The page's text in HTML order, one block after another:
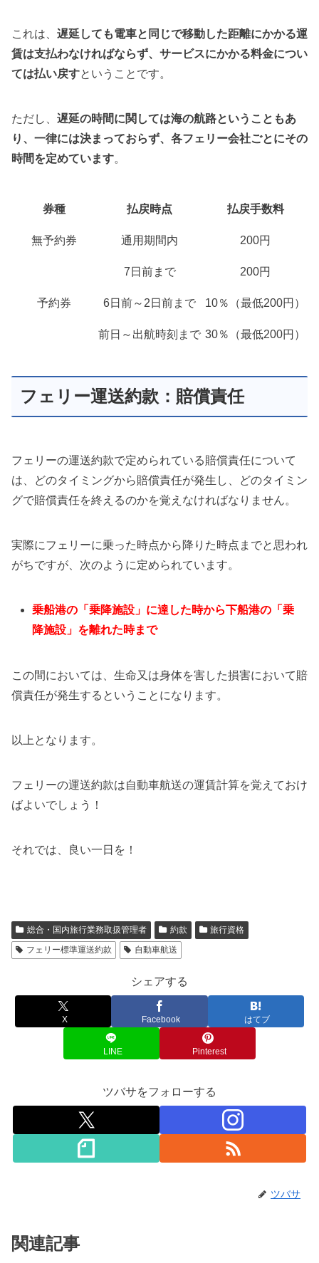
これは、 遅延しても電車と同じで移動した距離にかかる運
賃は支払わなければならず、サービスにかかる料金につい
ては払い戻すということです。
ただし、 遅延の時間に関しては海の航路ということもあ
り、一律には決まっておらず、各フェリー会社ごとにその
時間を定めています。
券種 払戻時点 払戻手数料
無予約券 通用期間内 200円
予約券
7日前まで 200円
6日前～2日前まで 10％（最低200円）
前日～出航時刻まで 30％（最低200円）
フェリー運送約款：賠償責任
フェリーの運送約款で定められている賠償責任について
は、どのタイミングから賠償責任が発生し、どのタイミン
グで賠償責任を終えるのかを覚えなければなりません。
実際にフェリーに乗った時点から降りた時点までと思われ
がちですが、次のように定められています。
乗船港の「乗降施設」に達した時から下船港の「乗
降施設」を離れた時まで
この間においては、生命又は身体を害した損害において賠
償責任が発生するということになります。
以上となります。
フェリーの運送約款は自動車航送の運賃計算を覚えておけ
ばよいでしょう！
それでは、良い一日を！
総合・国内旅行業務取扱管理者 約款
旅行資格
フェリー標準運送約款
自動車航送
シェアする
X Facebook はてブ
LINE Pinterest
ツバサをフォローする
ツバサ
関連記事